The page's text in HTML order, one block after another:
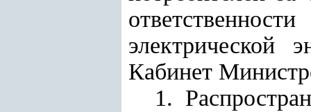
электрической
Кабинет
1.